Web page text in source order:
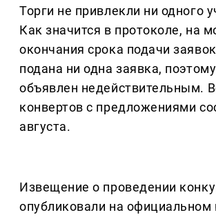
Торги не привлекли ни одного
Как значится в протоколе, на
окончания срока подачи
подана ни одна заявка,
объявлен недействительным.
конвертов с предложениями
августа.
Извещение о проведении
опубликовали на официальном